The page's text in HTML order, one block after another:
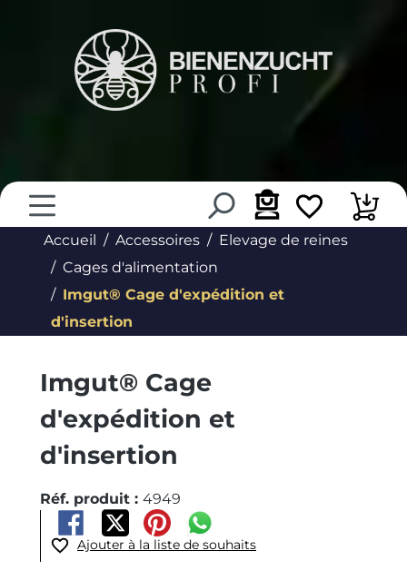
Accueil Accessoires
Elevage de reines
Cages d'alimentation
Imgut® Cage d'expédition et
d'insertion
Imgut® Cage
d'expédition et
d'insertion
Réf. produit : 4949
Ajouter à la liste de souhaits